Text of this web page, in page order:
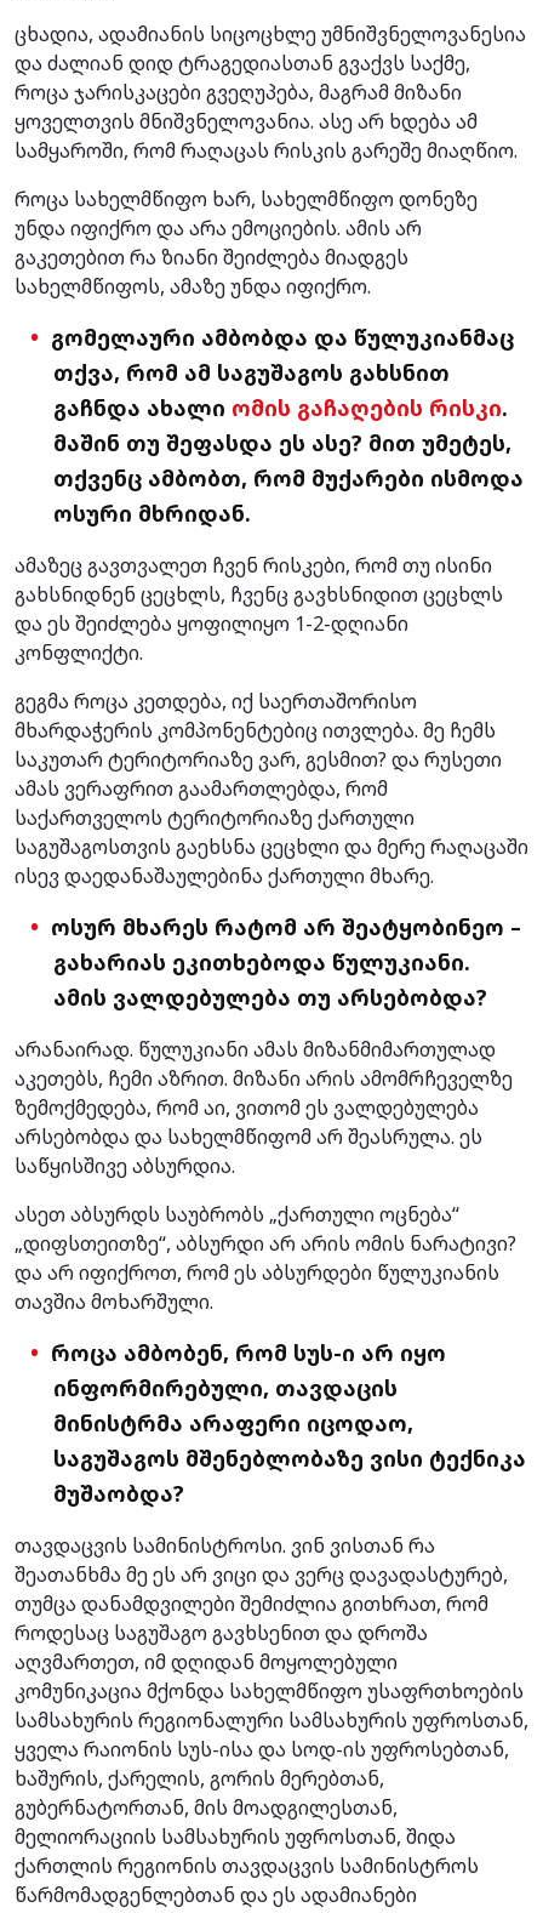
ცხადია, ადამიანის სიცოცხლე უმნიშვნელოვანესია
და ძალიან დიდ ტრაგედიასთან გვაქვს საქმე,
როცა ჯარისკაცები გვეღუპება, მაგრამ მიზანი
ყოველთვის მნიშვნელოვანია. ასე არ ხდება ამ
სამყაროში, რომ რაღაცას რისკის გარეშე მიაღწიო.
როცა სახელმწიფო ხარ, სახელმწიფო დონეზე
უნდა იფიქრო და არა ემოციების. ამის არ
გაკეთებით რა ზიანი შეიძლება მიადგეს
სახელმწიფოს, ამაზე უნდა იფიქრო.
გომელაური ამბობდა და წულუკიანმაც
თქვა, რომ ამ საგუშაგოს გახსნით
გაჩნდა ახალი ომის გაჩაღების რისკი.
მაშინ თუ შეფასდა ეს ასე? მით უმეტეს,
თქვენც ამბობთ, რომ მუქარები ისმოდა
ოსური მხრიდან.
ამაზეც გავთვალეთ ჩვენ რისკები, რომ თუ ისინი
გახსნიდნენ ცეცხლს, ჩვენც გავხსნიდით ცეცხლს
და ეს შეიძლება ყოფილიყო 1-2-დღიანი
კონფლიქტი.
გეგმა როცა კეთდება, იქ საერთაშორისო
მხარდაჭერის კომპონენტებიც ითვლება. მე ჩემს
საკუთარ ტერიტორიაზე ვარ, გესმით? და რუსეთი
ამას ვერაფრით გაამართლებდა, რომ
საქართველოს ტერიტორიაზე ქართული
საგუშაგოსთვის გაეხსნა ცეცხლი და მერე რაღაცაში
ისევ დაედანაშაულებინა ქართული მხარე.
ოსურ მხარეს რატომ არ შეატყობინეო –
გახარიას ეკითხებოდა წულუკიანი.
ამის ვალდებულება თუ არსებობდა?
არანაირად. წულუკიანი ამას მიზანმიმართულად
აკეთებს, ჩემი აზრით. მიზანი არის ამომრჩეველზე
ზემოქმედება, რომ აი, ვითომ ეს ვალდებულება
არსებობდა და სახელმწიფომ არ შეასრულა. ეს
საწყისშივე აბსურდია.
ასეთ აბსურდს საუბრობს „ქართული ოცნება“
„დიფსთეითზე“, აბსურდი არ არის ომის ნარატივი?
და არ იფიქროთ, რომ ეს აბსურდები წულუკიანის
თავშია მოხარშული.
როცა ამბობენ, რომ სუს-ი არ იყო
ინფორმირებული, თავდაცის
მინისტრმა არაფერი იცოდაო,
საგუშაგოს მშენებლობაზე ვისი ტექნიკა
მუშაობდა?
თავდაცვის სამინისტროსი. ვინ ვისთან რა
შეათანხმა მე ეს არ ვიცი და ვერც დავადასტურებ,
თუმცა დანამდვილები შემიძლია გითხრათ, რომ
როდესაც საგუშაგო გავხსენით და დროშა
აღვმართეთ, იმ დღიდან მოყოლებული
კომუნიკაცია მქონდა სახელმწიფო უსაფრთხოების
სამსახურის რეგიონალური სამსახურის უფროსთან,
ყველა რაიონის სუს-ისა და სოდ-ის უფროსებთან,
ხაშურის, ქარელის, გორის მერებთან,
გუბერნატორთან, მის მოადგილესთან,
მელიორაციის სამსახურის უფროსთან, შიდა
ქართლის რეგიონის თავდაცვის სამინისტროს
წარმომადგენლებთან და ეს ადამიანები